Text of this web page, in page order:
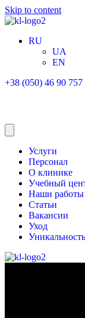
Skip to content
RU
UA
EN
+38 (050) 46 90 757
Услуги
Персонал
О клинике
Учебный
Наши работы
Статьи
Вакансии
Уход
Уникальность